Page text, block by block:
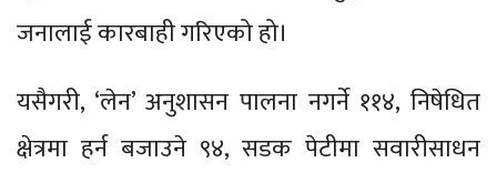
जनालाई कारबाही गरिएको हो।
यसैगरी, ‘लेन’ अनुशासन पालना नगर्ने ११४, निषेधित
क्षेत्रमा हर्न बजाउने ९४, सडक पेटीमा सवारीसाधन